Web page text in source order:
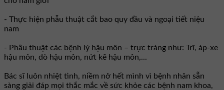
- Thực hiện phẫu thuật cắt bao quy đầu và ngoại tiết niệu
nam
- Phẫu thuật các bệnh lý hậu môn – trực tràng như: Trĩ, áp-xe
hậu môn, dò hậu môn, nứt kẽ hậu môn,...
Bác sĩ luôn nhiệt tình, niềm nở hết mình vì bệnh nhân sẵn
sàng giải đáp mọi thắc mắc về sức khỏe các bệnh nam khoa,